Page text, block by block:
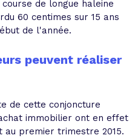
de longue haleine
60 centimes sur 15 ans
de l'année.
peuvent réaliser
de cette conjoncture
immobilier ont en effet
premier trimestre 2015.